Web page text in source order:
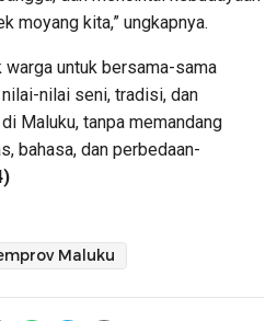
moyang kita,” ungkapnya.
warga untuk bersama-sama
nilai seni, tradisi, dan
Maluku, tanpa memandang
bahasa, dan perbedaan-
Maluku